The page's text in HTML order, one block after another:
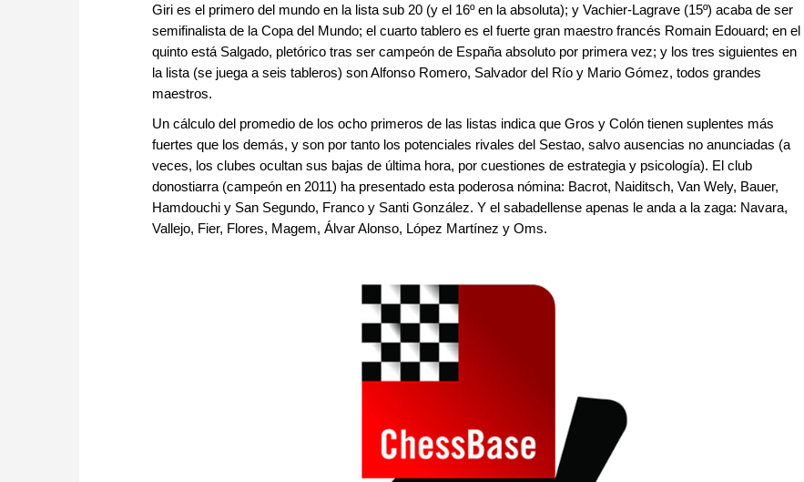
Giri es el primero del mundo en la lista sub 20 (y el 16º en la absoluta); y Vachier-Lagrave (15º) acaba de ser
semifinalista de la Copa del Mundo; el cuarto tablero es el fuerte gran maestro francés Romain Edouard; en el
quinto está Salgado, pletórico tras ser campeón de España absoluto por primera vez; y los tres siguientes en
la lista (se juega a seis tableros) son Alfonso Romero, Salvador del Río y Mario Gómez, todos grandes
maestros.
Un cálculo del promedio de los ocho primeros de las listas indica que Gros y Colón tienen suplentes más
fuertes que los demás, y son por tanto los potenciales rivales del Sestao, salvo ausencias no anunciadas (a
veces, los clubes ocultan sus bajas de última hora, por cuestiones de estrategia y psicología). El club
donostiarra (campeón en 2011) ha presentado esta poderosa nómina: Bacrot, Naiditsch, Van Wely, Bauer,
Hamdouchi y San Segundo, Franco y Santi González. Y el sabadellense apenas le anda a la zaga: Navara,
Vallejo, Fier, Flores, Magem, Álvar Alonso, López Martínez y Oms.